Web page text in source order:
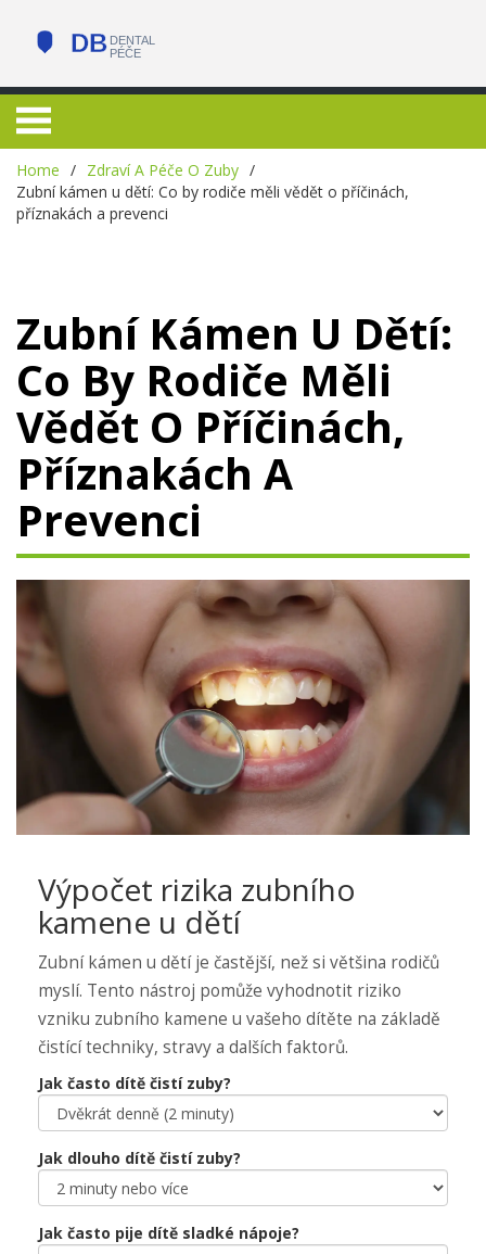
Home
Zdraví A Péče O Zuby
Zubní kámen u dětí: Co by rodiče měli vědět o příčinách,
příznakách a prevenci
Zubní Kámen U Dětí:
Co By Rodiče Měli
Vědět O Příčinách,
Příznakách A
Prevenci
Výpočet rizika zubního
kamene u dětí
Zubní kámen u dětí je častější, než si většina rodičů
myslí. Tento nástroj pomůže vyhodnotit riziko
vzniku zubního kamene u vašeho dítěte na základě
čistící techniky, stravy a dalších faktorů.
Jak často dítě čistí zuby?
Jak dlouho dítě čistí zuby?
Jak často pije dítě sladké nápoje?